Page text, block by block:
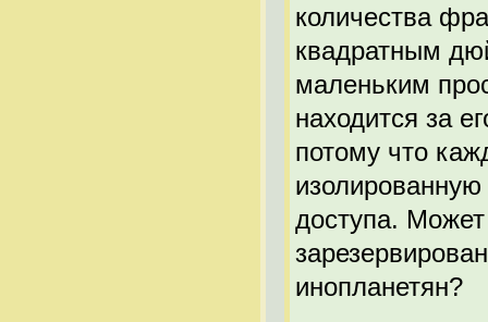
количества
квадратным
маленьким
находится за
потому что
доступа.
инопланетян?